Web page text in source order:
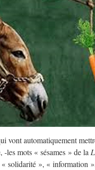
vont automatiquement
-les mots « sésames » de la
solidarité », « information